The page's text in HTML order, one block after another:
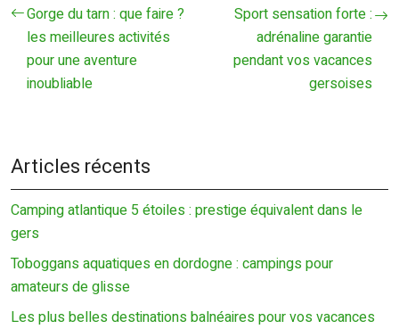
Gorge du tarn : que faire ?
les meilleures activités
pour une aventure
inoubliable
Sport sensation forte :
adrénaline garantie
pendant vos vacances
gersoises
Articles récents
Camping atlantique 5 étoiles : prestige équivalent dans le
gers
Toboggans aquatiques en dordogne : campings pour
amateurs de glisse
Les plus belles destinations balnéaires pour vos vacances